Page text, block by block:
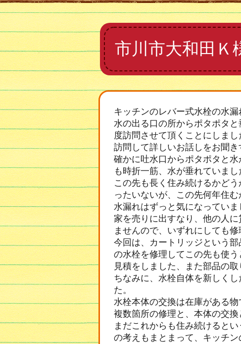
市川市大和田
キッチンのレバー式水栓の水漏
水の出る口の所からポタポタ
度訪問させて頂くことにしまし
訪問して詳しいお話しをお聞
確かに吐水口からポタポタと
も時折一筋、水が垂れていまし
この先も長く住み続けるかど
ったいないが、この先何年住む
水漏れはずっと気になってい
家を売りに出すなり、他の人
ませんので、いずれにしても修
今回は、カートリッジという
の水栓を修理してこの先も使
見積をしました、また部品の
ちなみに、水栓自体を新しく
た。
水栓本体の交換は在庫がある
複数箇所の修理と、本体の交換
まだこれからも住み続けると
の考えもまとまって、キッチ